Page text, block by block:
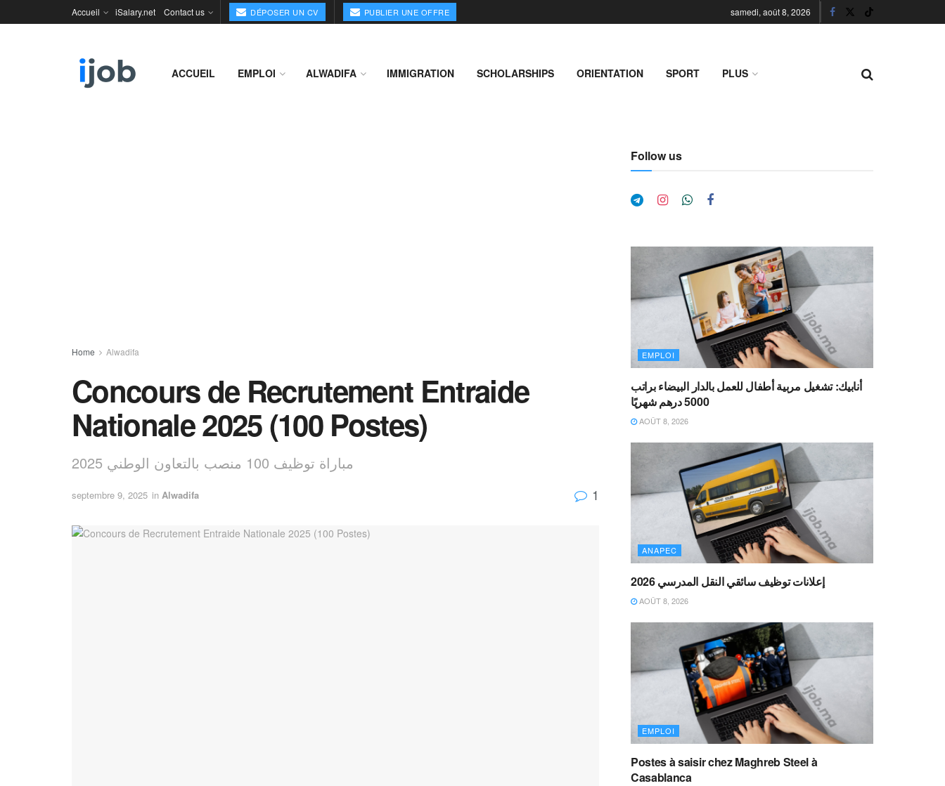
Accueil iSalary.net Contact us DÉPOSER UN CV PUBLIER UNE OFFRE samedi, août 8, 2026
ACCUEIL EMPLOI ALWADIFA IMMIGRATION SCHOLARSHIPS ORIENTATION SPORT PLUS
Home Alwadifa
Concours de Recrutement Entraide
Nationale 2025 (100 Postes)
مباراة توظيف 100 منصب بالتعاون الوطني 2025
septembre 9, 2025 in Alwadifa 1
Follow us
EMPLOI
أنابيك: تشغيل مربية أطفال للعمل بالدار البيضاء براتب
5000 درهم شهريًا
AOÛT 8, 2026
ANAPEC
إعلانات توظيف سائقي النقل المدرسي 2026
AOÛT 8, 2026
EMPLOI
Postes à saisir chez Maghreb Steel à
Casablanca